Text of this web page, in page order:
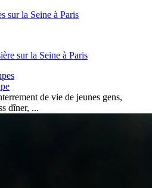
sur la Seine à Paris
de vie de jeunes gens,
dîner, ...